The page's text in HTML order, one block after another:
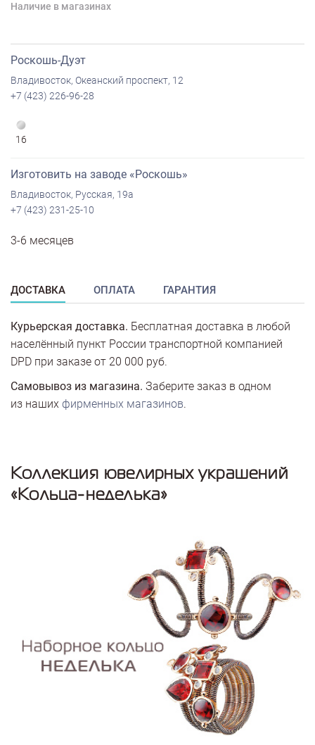
Наличие в магазинах
Роскошь-Дуэт
Владивосток, Океанский проспект, 12
+7 (423) 226-96-28
16
Изготовить на заводе «Роскошь»
Владивосток, Русская, 19а
+7 (423) 231-25-10
3-6 месяцев
ДОСТАВКА ОПЛАТА ГАРАНТИЯ
Курьерская доставка. Бесплатная доставка в любой
населённый пункт России транспортной компанией
DPD при заказе от 20 000 руб.
Самовывоз из магазина. Заберите заказ в одном
из наших фирменных магазинов.
Коллекция ювелирных украшений
«Кольца-неделька»